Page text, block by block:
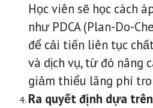
Học viên sẽ học cách
như PDCA (Plan-Do-
để cải tiến liên tục
và dịch vụ, từ đó nâng
giảm thiểu lãng phí
Ra quyết định dựa